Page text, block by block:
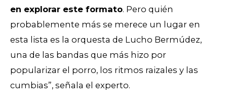
en explorar este formato. Pero quién
probablemente más se merece un lugar en
esta lista es la orquesta de Lucho Bermúdez,
una de las bandas que más hizo por
popularizar el porro, los ritmos raizales y las
cumbias”, señala el experto.